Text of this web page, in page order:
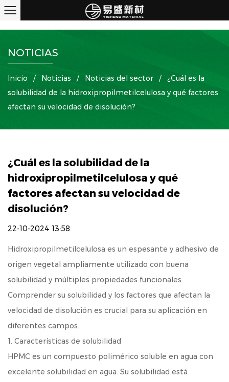
NOTICIAS
Inicio / Noticias / Noticias del sector / ¿Cuál es la
solubilidad de la hidroxipropilmetilcelulosa y qué factores
afectan su velocidad de disolución?
¿Cuál es la solubilidad de la
hidroxipropilmetilcelulosa y qué
factores afectan su velocidad de
disolución?
22-10-2024 13:58
Hidroxipropilmetilcelulosa es un espesante y adhesivo de
origen vegetal ampliamente utilizado con buena
solubilidad y múltiples propiedades funcionales.
Comprender su solubilidad y los factores que afectan la
velocidad de disolución es crucial para su aplicación en
diferentes campos.
1. Características de solubilidad
HPMC es un compuesto polimérico soluble en agua con
excelente solubilidad en agua. Su solubilidad está